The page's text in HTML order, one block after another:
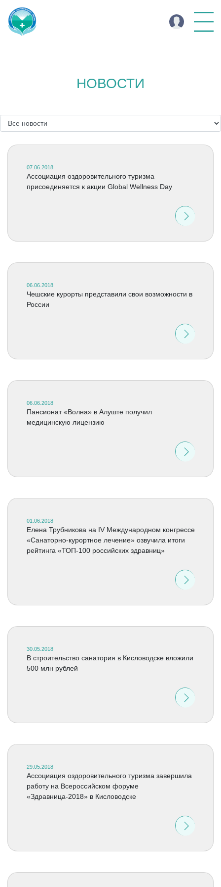
НОВОСТИ
07.06.2018
Ассоциация оздоровительного туризма
присоединяется к акции Global Wellness Day
06.06.2018
Чешские курорты представили свои возможности в
России
06.06.2018
Пансионат «Волна» в Алуште получил
медицинскую лицензию
01.06.2018
Елена Трубникова на IV Международном конгрессе
«Санаторно-курортное лечение» озвучила итоги
рейтинга «ТОП-100 российских здравниц»
30.05.2018
В строительство санатория в Кисловодске вложили
500 млн рублей
29.05.2018
Ассоциация оздоровительного туризма завершила
работу на Всероссийском форуме
«Здравница-2018» в Кисловодске